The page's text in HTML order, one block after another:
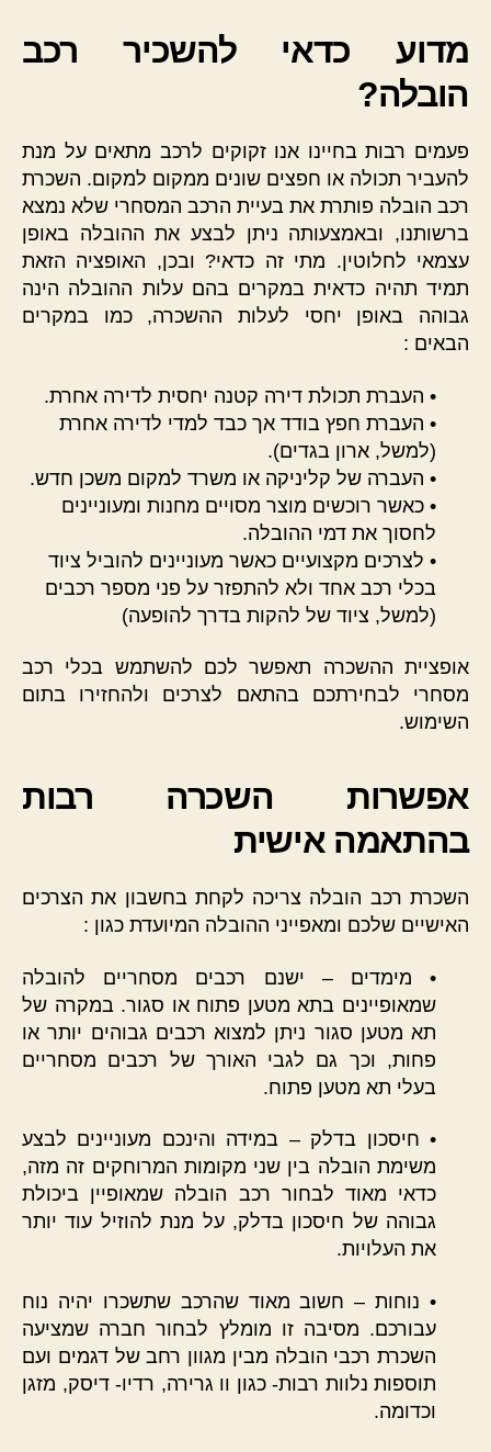
מדוע כדאי להשכיר רכב
הובלה?
פעמים רבות בחיינו אנו זקוקים לרכב מתאים על מנת
להעביר תכולה או חפצים שונים ממקום למקום. השכרת
רכב הובלה פותרת את בעיית הרכב המסחרי שלא נמצא
ברשותנו, ובאמצעותה ניתן לבצע את ההובלה באופן
עצמאי לחלוטין. מתי זה כדאי? ובכן, האופציה הזאת
תמיד תהיה כדאית במקרים בהם עלות ההובלה הינה
גבוהה באופן יחסי לעלות ההשכרה, כמו במקרים
הבאים :
• העברת תכולת דירה קטנה יחסית לדירה אחרת.
• העברת חפץ בודד אך כבד למדי לדירה אחרת
(למשל, ארון בגדים).
• העברה של קליניקה או משרד למקום משכן חדש.
• כאשר רוכשים מוצר מסויים מחנות ומעוניינים
לחסוך את דמי ההובלה.
• לצרכים מקצועיים כאשר מעוניינים להוביל ציוד
בכלי רכב אחד ולא להתפזר על פני מספר רכבים
(למשל, ציוד של להקות בדרך להופעה)
אופציית ההשכרה תאפשר לכם להשתמש בכלי רכב
מסחרי לבחירתכם בהתאם לצרכים ולהחזירו בתום
השימוש.
אפשרות השכרה רבות
בהתאמה אישית
השכרת רכב הובלה צריכה לקחת בחשבון את הצרכים
האישיים שלכם ומאפייני ההובלה המיועדת כגון :
• מימדים – ישנם רכבים מסחריים להובלה
שמאופיינים בתא מטען פתוח או סגור. במקרה של
תא מטען סגור ניתן למצוא רכבים גבוהים יותר או
פחות, וכך גם לגבי האורך של רכבים מסחריים
בעלי תא מטען פתוח.
• חיסכון בדלק – במידה והינכם מעוניינים לבצע
משימת הובלה בין שני מקומות המרוחקים זה מזה,
כדאי מאוד לבחור רכב הובלה שמאופיין ביכולת
גבוהה של חיסכון בדלק, על מנת להוזיל עוד יותר
את העלויות.
• נוחות – חשוב מאוד שהרכב שתשכרו יהיה נוח
עבורכם. מסיבה זו מומלץ לבחור חברה שמציעה
השכרת רכבי הובלה מבין מגוון רחב של דגמים ועם
תוספות נלוות רבות- כגון וו גרירה, רדיו- דיסק, מזגן
וכדומה.